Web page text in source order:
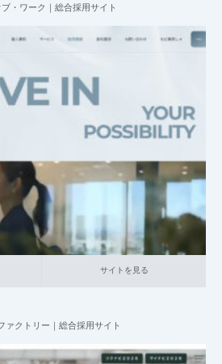
・ワーク｜総合採用サイト
2025.07.09
大企業の採用サイト
見る
サイトを見る
ァクトリー｜総合採用サイト